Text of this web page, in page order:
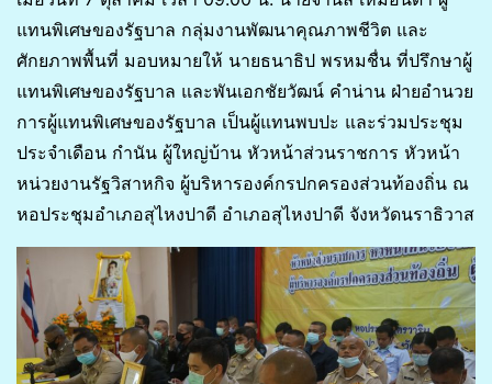
แทนพิเศษของรัฐบาล กลุ่มงานพัฒนาคุณภาพชีวิต และ
ศักยภาพพื้นที่ มอบหมายให้ นายธนาธิป พรหมชื่น ที่ปรึกษาผู้
แทนพิเศษของรัฐบาล และพันเอกชัยวัฒน์ คำน่าน ฝ่ายอำนวย
การผู้แทนพิเศษของรัฐบาล เป็นผู้แทนพบปะ และร่วมประชุม
ประจำเดือน กำนัน ผู้ใหญ่บ้าน หัวหน้าส่วนราชการ หัวหน้า
หน่วยงานรัฐวิสาหกิจ ผู้บริหารองค์กรปกครองส่วนท้องถิ่น ณ
หอประชุมอำเภอสุไหงปาดี อำเภอสุไหงปาดี จังหวัดนราธิวาส